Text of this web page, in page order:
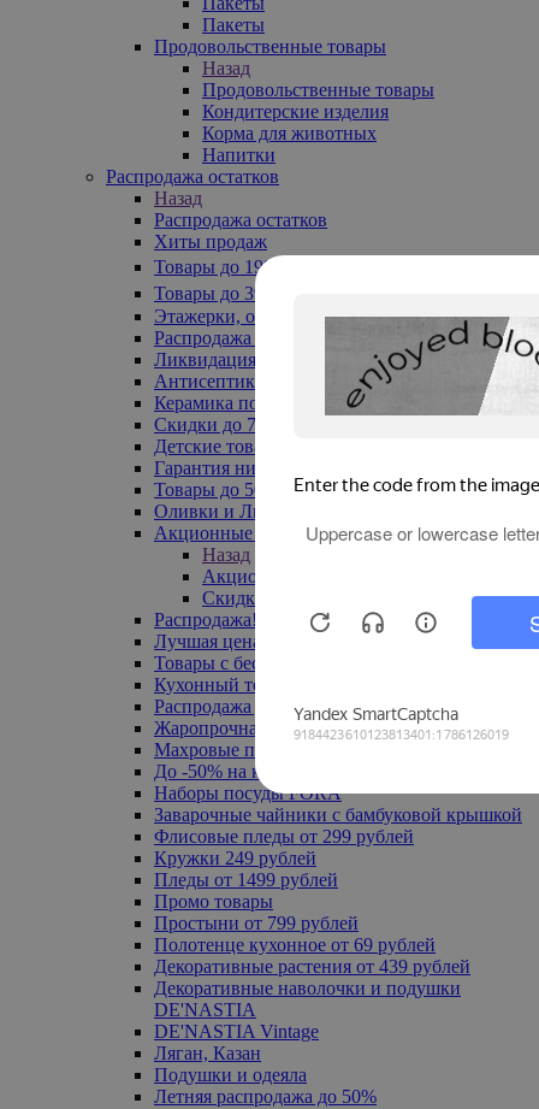
Пакеты
Продовольственные товары
Назад
Продовольственные товары
Кондитерские изделия
Корма для животных
Напитки
Распродажа остатков
Назад
Распродажа остатков
Хиты продаж
Товары до 199₽
Товары до 399₽
Этажерки, обувницы
Распродажа текстиля до -50%
Ликвидация до -70%
Антисептики
Керамика по 129 руб
Скидки до 70%
Детские товары
Гарантия низкой цены
Товары до 500 руб
Оливки и Лимоны
Акционные товары
Назад
Акционные товары
Скидка 20% по промокоду
Распродажа! Ульяновск до -70%
Лучшая цена
Товары с бесплатной доставкой
Кухонный текстиль
Распродажа до -50%
Жаропрочная посуда
Махровые полотенца
До -50% на ковры
Наборы посуды FORA
Заварочные чайники с бамбуковой крышкой
Флисовые пледы от 299 рублей
Кружки 249 рублей
Пледы от 1499 рублей
Промо товары
Простыни от 799 рублей
Полотенце кухонное от 69 рублей
Декоративные растения от 439 рублей
Декоративные наволочки и подушки
DE'NASTIA
DE'NASTIA Vintage
Ляган, Казан
Подушки и одеяла
Летняя распродажа до 50%